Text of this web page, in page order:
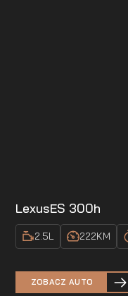
LexusES 300h
2.5L 222KM
ZOBACZ AUTO